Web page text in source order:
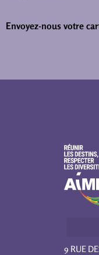
Envoyez-nous votre
9 RUE